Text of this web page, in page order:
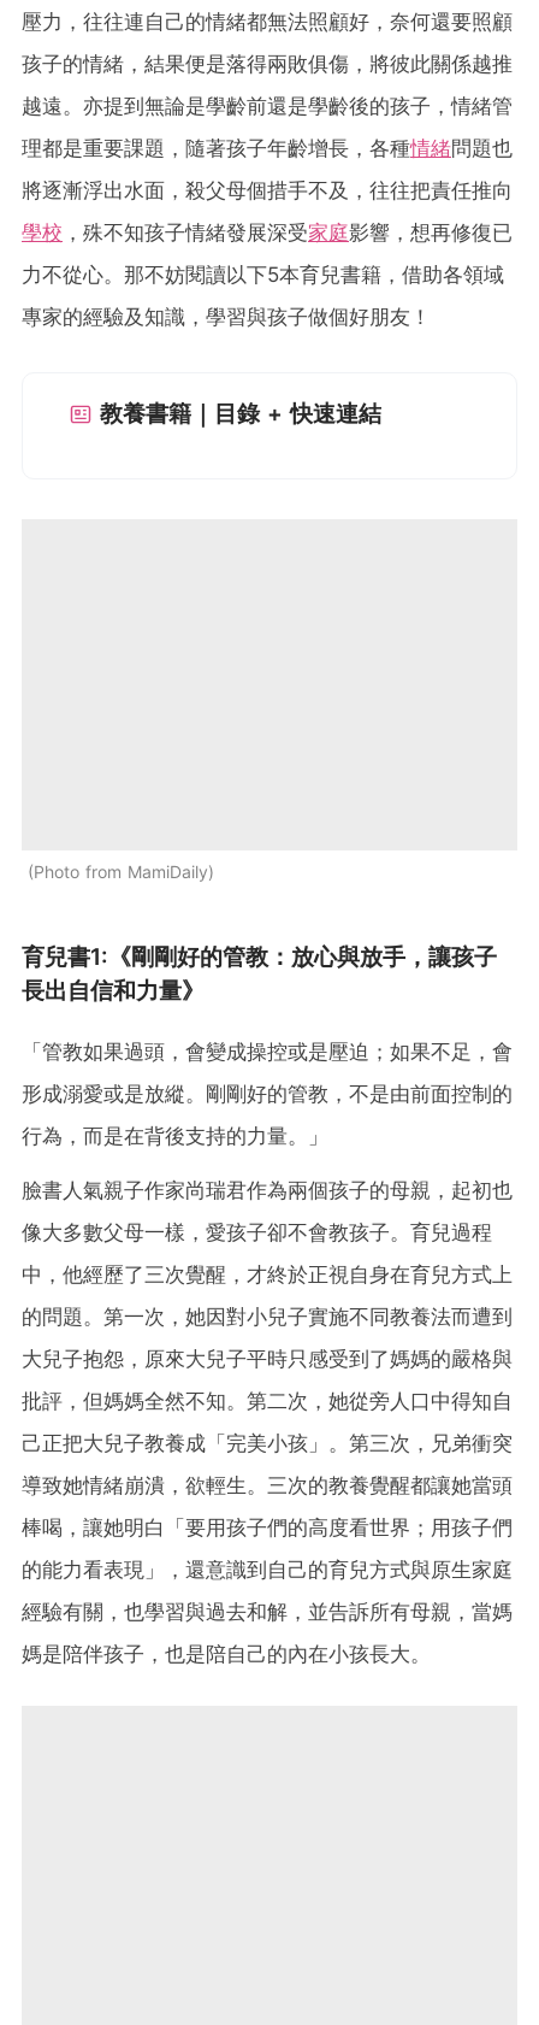
壓力，往往連自己的情緒都無法照顧好，奈何還要照顧
孩子的情緒，結果便是落得兩敗俱傷，將彼此關係越推
越遠。亦提到無論是學齡前還是學齡後的孩子，情緒管
理都是重要課題，隨著孩子年齡增長，各種情緒問題也
將逐漸浮出水面，殺父母個措手不及，往往把責任推向
學校 ，殊不知孩子情緒發展深受家庭影響，想再修復已
力不從心。那不妨閱讀以下5本育兒書籍，借助各領域
專家的經驗及知識，學習與孩子做個好朋友！
教養書籍｜目錄 + 快速連結
Photo from MamiDaily
育兒書1:《剛剛好的管教：放心與放手，讓孩子
長出自信和力量》
「管教如果過頭，會變成操控或是壓迫；如果不足，會
形成溺愛或是放縱。剛剛好的管教，不是由前面控制的
行為，而是在背後支持的力量。」
臉書人氣親子作家尚瑞君作為兩個孩子的母親，起初也
像大多數父母一樣，愛孩子卻不會教孩子。育兒過程
中，他經歷了三次覺醒，才終於正視自身在育兒方式上
的問題。第一次，她因對小兒子實施不同教養法而遭到
大兒子抱怨，原來大兒子平時只感受到了媽媽的嚴格與
批評，但媽媽全然不知。第二次，她從旁人口中得知自
己正把大兒子教養成「完美小孩」。第三次，兄弟衝突
導致她情緒崩潰，欲輕生。三次的教養覺醒都讓她當頭
棒喝，讓她明白「要用孩子們的高度看世界；用孩子們
的能力看表現」，還意識到自己的育兒方式與原生家庭
經驗有關，也學習與過去和解，並告訴所有母親，當媽
媽是陪伴孩子，也是陪自己的內在小孩長大。